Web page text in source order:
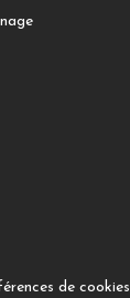
de cookies